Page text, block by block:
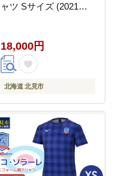
ャツ Sサイズ (2021年
ング )【137-0017】
18,000円
北海道 北見市